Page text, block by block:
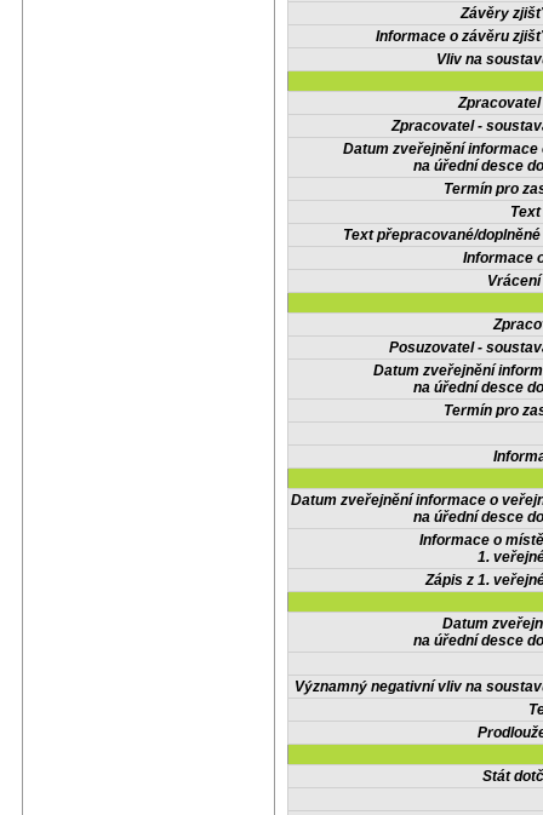
Závěry
Informace o závěru
Vliv na
Zpracovatel -
Datum zveřejnění informace
na úřední desce
Termín pro
Text přepracované/
Informace
Posuzovatel -
Datum zveřejnění
na úřední desce
Termín pro
Datum zveřejnění informace o
na úřední desce
Informace o
1.
Zápis z 1.
Datum
na úřední desce
Významný negativní vliv na
Stát